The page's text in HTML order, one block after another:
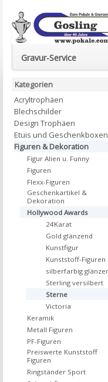
Euro-Pokale &
Gravur-Service
Kategorien
Acryltrophäen
Blechschilder
Design Trophäen
Etuis und Geschenkboxen
Figuren & Dekoration
Figur Alien u. Funny
Figuren
Flexx-Figuren
Geschenkartikel &
Dekoration
Hollywood Awards
24Karat
Gold glänzend
Kunstfigur
Kunststoff-Figuren
silberfarbig
Sterling versilbert
Sterne
Victoria
Keramik
Metall Figuren
PF-Figuren
Preiswerte Kunststoff
Figuren
Ringständer Sport